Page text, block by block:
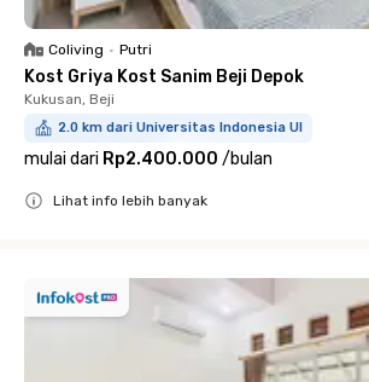
Coliving • Putri
Kost Griya Kost Sanim Beji Depok
Kukusan, Beji
2.0 km dari Universitas Indonesia UI
mulai dari Rp2.400.000 /bulan
Lihat info lebih banyak